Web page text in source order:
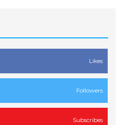
Likes
Followers
Subscribes